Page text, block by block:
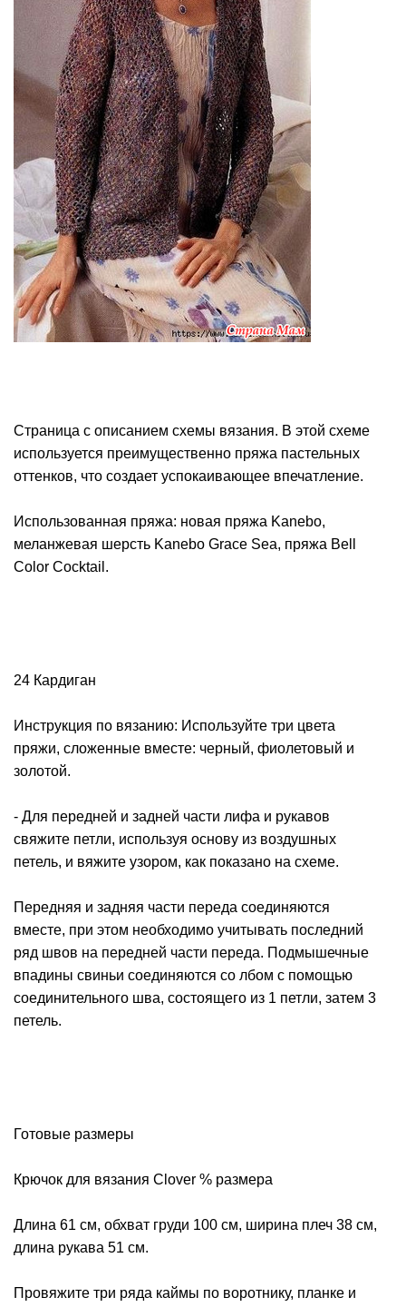
Страница с описанием схемы вязания. В этой схеме
используется преимущественно пряжа пастельных
оттенков, что создает успокаивающее впечатление.
Использованная пряжа: новая пряжа Kanebo,
меланжевая шерсть Kanebo Grace Sea, пряжа Bell
Color Cocktail.
24 Кардиган
Инструкция по вязанию: Используйте три цвета
пряжи, сложенные вместе: черный, фиолетовый и
золотой.
- Для передней и задней части лифа и рукавов
свяжите петли, используя основу из воздушных
петель, и вяжите узором, как показано на схеме.
Передняя и задняя части переда соединяются
вместе, при этом необходимо учитывать последний
ряд швов на передней части переда. Подмышечные
впадины свиньи соединяются со лбом с помощью
соединительного шва, состоящего из 1 петли, затем 3
петель.
Готовые размеры
Крючок для вязания Clover % размера
Длина 61 см, обхват груди 100 см, ширина плеч 38 см,
длина рукава 51 см.
Провяжите три ряда каймы по воротнику, планке и